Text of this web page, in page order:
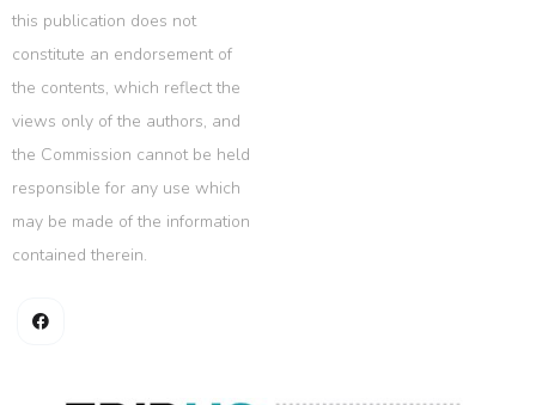
this publication does not
constitute an endorsement of
the contents, which reflect the
views only of the authors, and
the Commission cannot be held
responsible for any use which
may be made of the information
contained therein.